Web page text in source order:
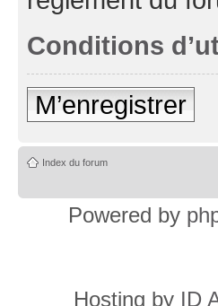
Conditions
M’enregistrer
Index du forum
Powered by
Hosting by ID